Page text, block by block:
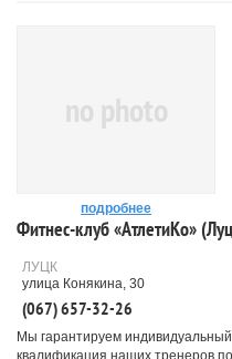
no photo
подробнее
Фитнес-клуб «АтлетиКо»
ЛУЦК
улица Конякина, 30
(067) 657-32-26
Мы гарантируем
квалификация наших тренеров